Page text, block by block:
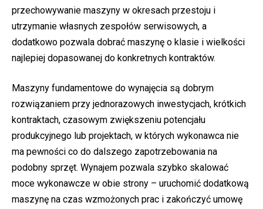
przechowywanie maszyny w okresach przestoju i
utrzymanie własnych zespołów serwisowych, a
dodatkowo pozwala dobrać maszynę o klasie i wielkości
najlepiej dopasowanej do konkretnych kontraktów.
Maszyny fundamentowe do wynajęcia są dobrym
rozwiązaniem przy jednorazowych inwestycjach, krótkich
kontraktach, czasowym zwiększeniu potencjału
produkcyjnego lub projektach, w których wykonawca nie
ma pewności co do dalszego zapotrzebowania na
podobny sprzęt. Wynajem pozwala szybko skalować
moce wykonawcze w obie strony – uruchomić dodatkową
maszynę na czas wzmożonych prac i zakończyć umowę